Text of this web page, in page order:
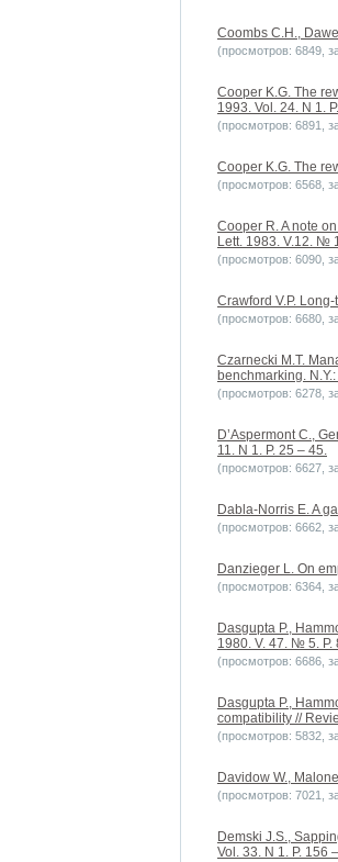
Coombs C.H.,
(просмотров: 6849,
Cooper K.G. The
1993. Vol. 24. N 1.
(просмотров: 6891,
Cooper K.G. The
(просмотров: 6568,
Cooper R. A note
Lett. 1983. V.12. №
(просмотров: 6090,
Crawford V.P.
(просмотров: 6680,
Czarnecki M.T.
benchmarking.
(просмотров: 6278,
D’Aspermont C.,
11. N 1. P. 25 – 45.
(просмотров: 6627,
Dabla-Norris E. A
(просмотров: 6662,
Danzieger L. On
(просмотров: 6364,
Dasgupta P.,
1980. V. 47. № 5. P.
(просмотров: 6686,
Dasgupta P.,
compatibility //
(просмотров: 5832,
Davidow W.,
(просмотров: 7021,
Demski J.S.,
Vol. 33. N 1. P. 156